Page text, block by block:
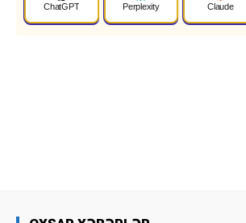
ChatGPT Perplexity Claude